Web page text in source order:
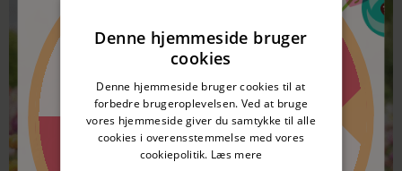
Denne hjemmeside bruger
cookies
Denne hjemmeside bruger cookies til at
forbedre brugeroplevelsen. Ved at bruge
vores hjemmeside giver du samtykke til alle
cookies i overensstemmelse med vores
cookiepolitik. Læs mere
Spar 5%
50 kr. rabat
50 kr. rabat
nitte
nitte